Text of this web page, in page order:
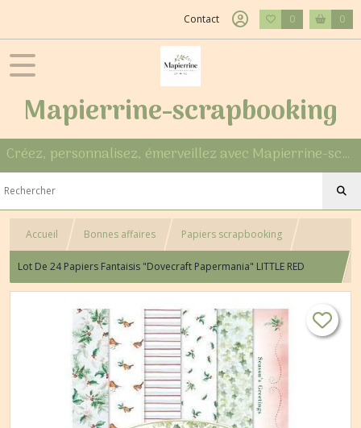
Contact 0 0
Mapierrine-scrapbooking
Créez, personnalisez, émerveillez avec Mapierrine-scrapbooking
Accueil Bonnes affaires Papiers scrapbooking
Lot De 24 Papiers Fantaisis "Dovecraft Papermania" LITTLE RED